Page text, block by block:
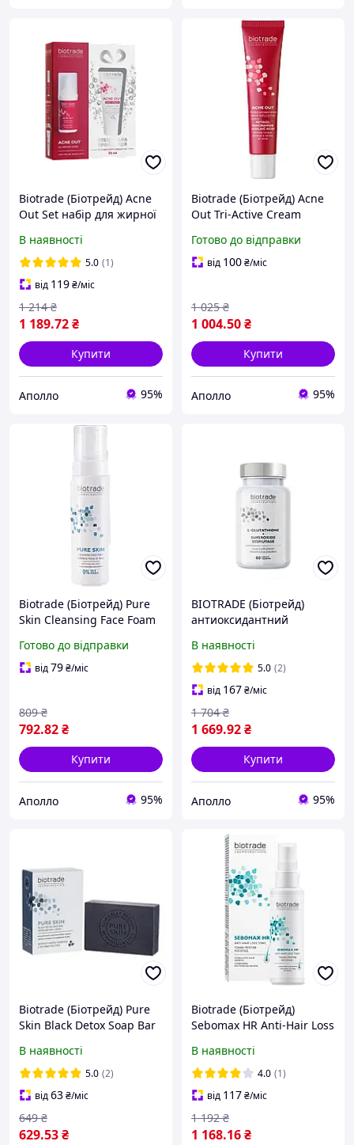
Biotrade (Біотрейд) Acne
Out Set набір для жирної
обличчя (активний крем
30 мл + ніжний кисневий
гель 50 мл)
В наявності
5.0 (1)
від 119₴/міс
1 189.72₴
1 214 ₴
Купити
Аполло 95%
Biotrade (Біотрейд) Acne
Out Tri-Active Cream
акне та постакне з
ретинолом, азелаїновою
Готово до відправки
від 100₴/міс
1 004.50₴
1 025 ₴
Купити
Аполло 95%
Biotrade (Біотрейд) Pure
Skin Cleansing Face Foam
вмивання, 150 мл
Готово до відправки
від79₴/міс
792.82₴
809 ₴
Купити
Аполло 95%
BIOTRADE (Біотрейд)
антиоксидантний
мг +
супероксиддисмутаза, 60
таб омолодження та
проти пігментації
В наявності
5.0 (2)
від 167₴/міс
1 669.92₴
1 704 ₴
Купити
Аполло 95%
Biotrade (Біотрейд) Pure
Skin Black Detox Soap Bar
та тіла, 100 г
В наявності
5.0 (2)
від63₴/міс
629.53₴
649 ₴
Biotrade (Біотрейд)
Sebomax HR Anti-Hair Loss
лосьйон проти випадіння
волосся, 75 мл
В наявності
4.0 (1)
від 117₴/міс
1 168.16₴
1 192 ₴